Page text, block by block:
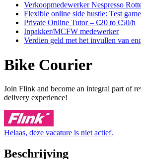
Verkoopmedewerker Nespresso
Flexible online side hustle: Test
Private Online Tutor – €20 to €50/h
Inpakker/MCFW medewerker
Verdien geld met het invullen van
Bike Courier
Join Flink and become an integral part of
delivery experience!
Helaas, deze vacature is niet actief.
Beschrijving